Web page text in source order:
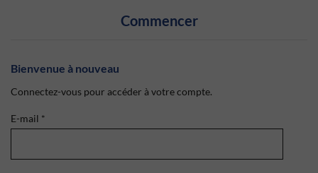
Commencer
Bienvenue à nouveau
Connectez-vous pour accéder à votre compte.
E-mail *